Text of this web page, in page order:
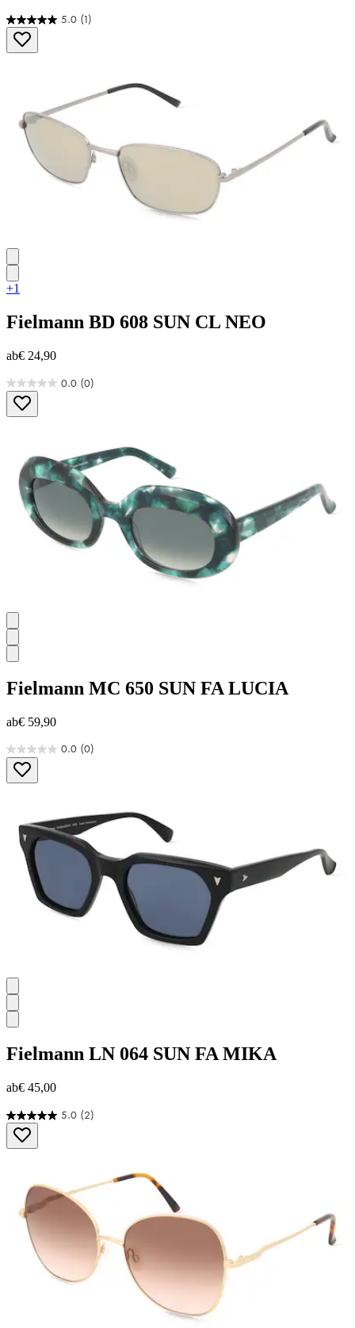
5.0 (1)
5.0
von
5
+1
Fielmann BD 608 SUN CL NEO
ab€ 24,90
0.0 (0)
0.0
von
5
Fielmann MC 650 SUN FA LUCIA
ab€ 59,90
0.0 (0)
0.0
von
5
Fielmann LN 064 SUN FA MIKA
ab€ 45,00
5.0 (2)
5.0
von
5
Bewertungen